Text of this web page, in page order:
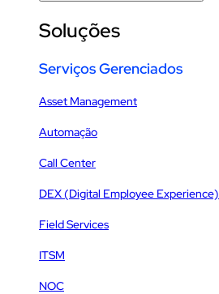
Soluções
Serviços Gerenciados
Asset Management
Automação
Call Center
DEX (Digital Employee Experience)
Field Services
ITSM
NOC